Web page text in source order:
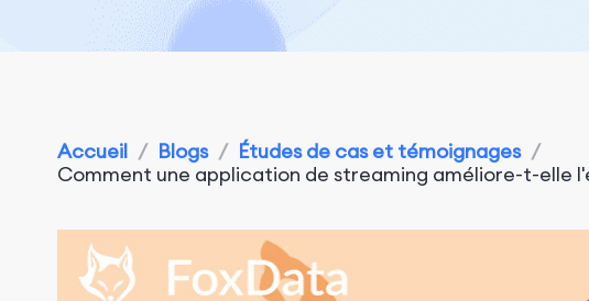
Accueil / Blogs / Études de cas et témoignages /
Comment une application de streaming améliore-t-elle